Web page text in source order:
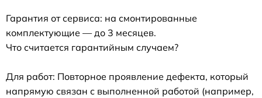
Гарантия от сервиса: на смонтированные
комплектующие — до 3 месяцев.
Что считается гарантийным случаем?
Для работ: Повторное проявление дефекта, который
напрямую связан с выполненной работой (например,